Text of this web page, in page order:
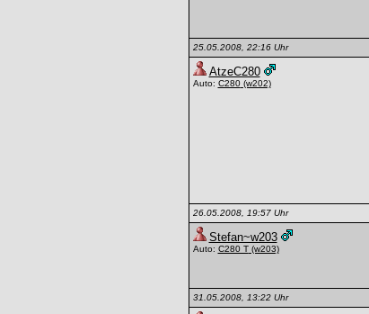
25.05.2008, 22:16 Uhr
AtzeC280
Auto: C280(w202)
26.05.2008, 19:57 Uhr
Stefan~w203
Auto: C280 T(w203)
31.05.2008, 13:22 Uhr